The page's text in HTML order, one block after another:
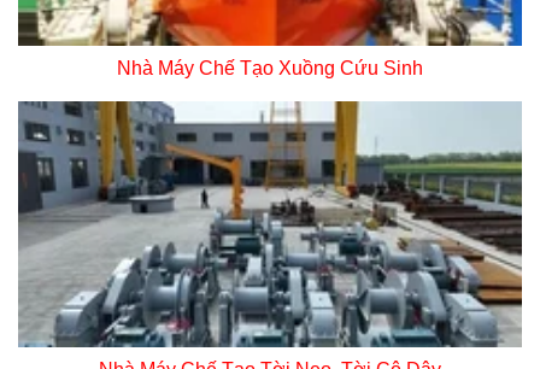
Nhà Máy Chế Tạo Xuồng Cứu Sinh